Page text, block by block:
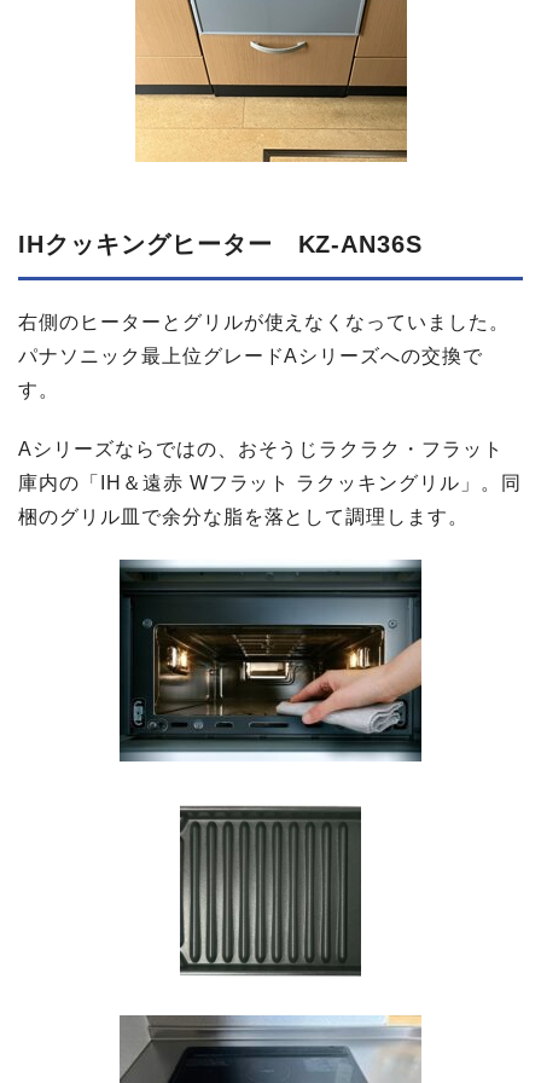
IHクッキングヒーター KZ-AN36S
右側のヒーターとグリルが使えなくなっていました。
パナソニック最上位グレードAシリーズへの交換で
す。
Aシリーズならではの、おそうじラクラク・フラット
庫内の「IH＆遠赤 Wフラット ラクッキングリル」。同
梱のグリル皿で余分な脂を落として調理します。